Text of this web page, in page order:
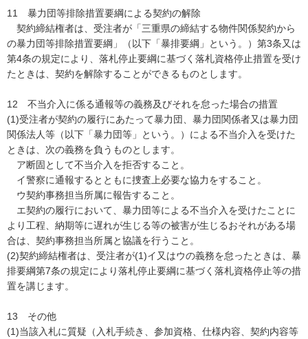
11 暴力団等排除措置要綱による契約の解除
契約締結権者は、受注者が「三重県の締結する物件関係契約から
の暴力団等排除措置要綱」（以下「暴排要綱」という。）第3条又は
第4条の規定により、落札停止要綱に基づく落札資格停止措置を受け
たときは、契約を解除することができるものとします。
12 不当介入に係る通報等の義務及びそれを怠った場合の措置
(1)受注者が契約の履行にあたって暴力団、暴力団関係者又は暴力団
関係法人等（以下「暴力団等」という。）による不当介入を受けた
ときは、次の義務を負うものとします。
ア断固として不当介入を拒否すること。
イ警察に通報するとともに捜査上必要な協力をすること。
ウ契約事務担当所属に報告すること。
エ契約の履行において、暴力団等による不当介入を受けたことに
より工程、納期等に遅れが生じる等の被害が生じるおそれがある場
合は、契約事務担当所属と協議を行うこと。
(2)契約締結権者は、受注者が(1)イ又はウの義務を怠ったときは、暴
排要綱第7条の規定により落札停止要綱に基づく落札資格停止等の措
置を講じます。
13 その他
(1)当該入札に質疑（入札手続き、参加資格、仕様内容、契約内容等